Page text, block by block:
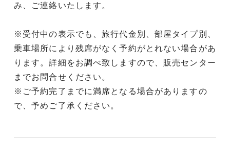
み、ご連絡いたします。
※受付中の表示でも、旅行代金別、部屋タイプ別、
乗車場所により残席がなく予約がとれない場合があ
ります。詳細をお調べ致しますので、販売センター
までお問合せください。
※ご予約完了までに満席となる場合がありますの
で、予めご了承ください。